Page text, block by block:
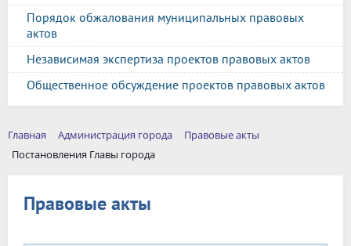
Порядок обжалования муниципальных правовых
актов
Независимая экспертиза проектов правовых актов
Общественное обсуждение проектов правовых актов
Главная Администрация города
Правовые акты
Постановления Главы города
Правовые акты